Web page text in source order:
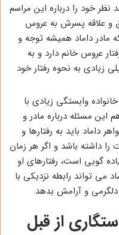
نظر خود را درباره این مراسم
و علاقه پسرش به عروس
مادر داماد همیشه توجه و
عروس خانم دارد و به
زیادی به نحوه رفتار خود
وابستگی زیادی با
این مسئله درباره مادر و
داماد باید به رفتارها و
داشته باشد و اگر هر زمان
گویی است، رفتارهای او
می تواند رابطه نزدیکی با
و آرامش بدهد.
از قبل